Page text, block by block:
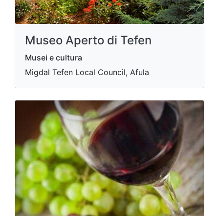
Museo Aperto di Tefen
Musei e cultura
Migdal Tefen Local Council, Afula